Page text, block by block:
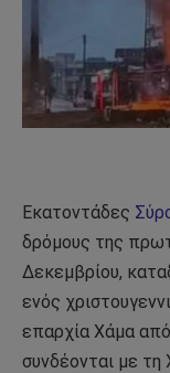
Εκατοντάδες
δρόμους της
Δεκεμβρίου,
ενός
επαρχία Χάμα
συνδέονται με